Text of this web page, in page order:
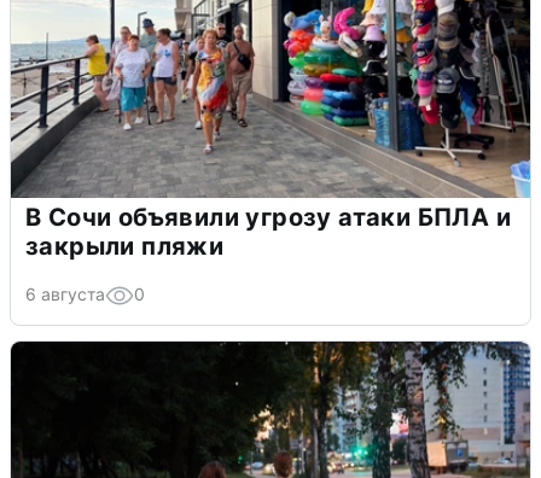
В Сочи объявили угрозу атаки БПЛА и
закрыли пляжи
6 августа 0